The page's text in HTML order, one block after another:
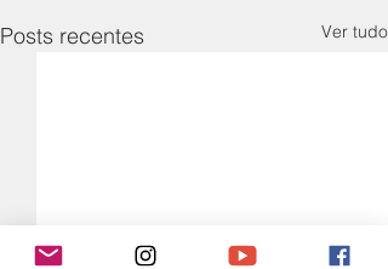
Posts recentes Ver tudo